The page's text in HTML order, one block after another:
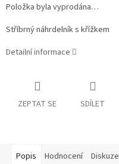
Položka byla vyprodána…
Stříbrný náhrdelník s křížkem
Detailní informace
ZEPTAT SE SDÍLET
Popis Hodnocení Diskuze